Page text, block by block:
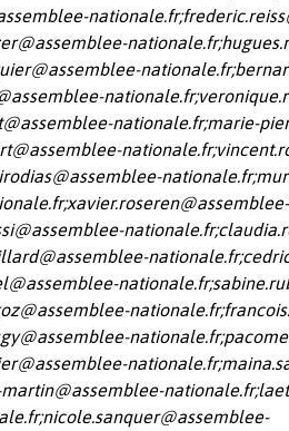
nationale.fr;
nationale.fr;
nationale.fr;
nationale.fr;
nationale.fr;marie-
nationale.fr;
nationale.fr;
;xavier.roseren@assemblee-
nationale.fr;
nationale.fr;
nationale.fr;
nationale.fr;
nationale.fr;
nationale.fr;
nationale.fr;
;nicole.sanquer@assemblee-